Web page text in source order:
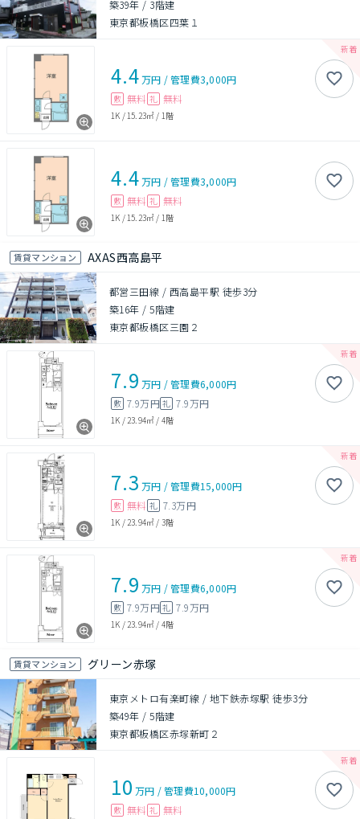
築39年 / 3階建
東京都板橋区四葉１
4.4万円 /管理費3,000円
敷 無料 礼 無料
1K / 15.23㎡ / 1階
4.4万円 /管理費3,000円
敷 無料 礼 無料
1K / 15.23㎡ / 1階
賃貸マンション AXAS西高島平
都営三田線 / 西高島平駅 徒歩3分
築16年 /5階建
東京都板橋区三園２
7.9 万円 /管理費6,000円
敷 7.9万円礼 7.9万円
1K / 23.94㎡ / 4階
7.3 万円 /管理費15,000円
敷 無料 礼 7.3万円
1K / 23.94㎡ / 3階
7.9 万円 /管理費6,000円
敷 7.9万円礼 7.9万円
1K / 23.94㎡ / 4階
賃貸マンション グリーン赤塚
東京メトロ有楽町線 / 地下鉄赤塚駅 徒歩3分
築49年 /5階建
東京都板橋区赤塚新町２
10 万円 /管理費10,000円
敷 無料 礼 無料